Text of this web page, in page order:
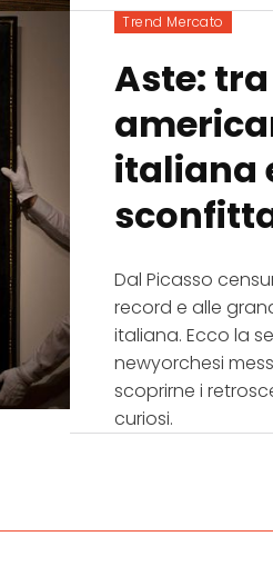
Trend Mercato
Aste:
italiana
Dal Picasso
record e alle
italiana. Ecco la
newyorchesi
scoprirne i
curiosi.